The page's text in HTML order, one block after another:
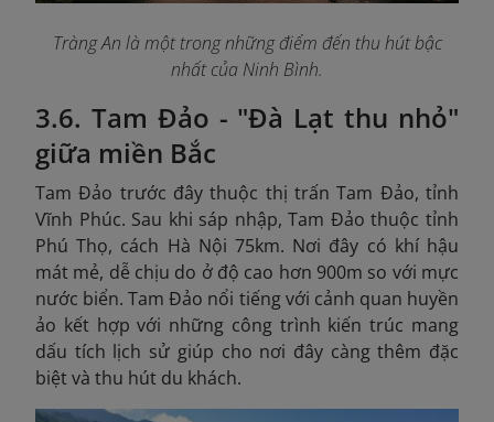
Tràng An là một trong những điểm đến thu hút bậc
nhất của Ninh Bình.
3.6. Tam Đảo - "Đà Lạt thu nhỏ"
giữa miền Bắc
Tam Đảo trước đây thuộc thị trấn Tam Đảo, tỉnh
Vĩnh Phúc. Sau khi sáp nhập, Tam Đảo thuộc tỉnh
Phú Thọ, cách Hà Nội 75km. Nơi đây có khí hậu
mát mẻ, dễ chịu do ở độ cao hơn 900m so với mực
nước biển. Tam Đảo nổi tiếng với cảnh quan huyền
ảo kết hợp với những công trình kiến trúc mang
dấu tích lịch sử giúp cho nơi đây càng thêm đặc
biệt và thu hút du khách.